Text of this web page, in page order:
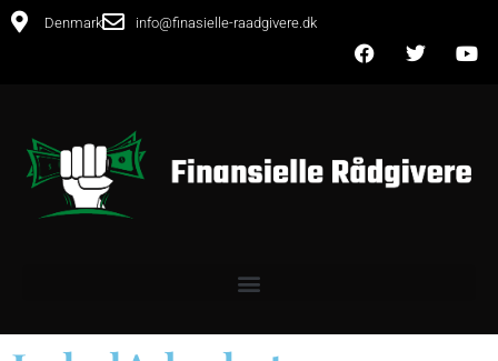
Denmark info@finasielle-raadgivere.dk